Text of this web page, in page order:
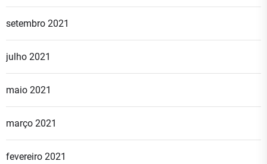
setembro 2021
julho 2021
maio 2021
março 2021
fevereiro 2021